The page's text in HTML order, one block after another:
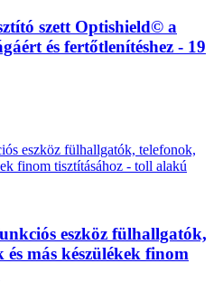
szett Optishield© a
és fertőtlenítéshez - 19
eszköz fülhallgatók,
más készülékek finom